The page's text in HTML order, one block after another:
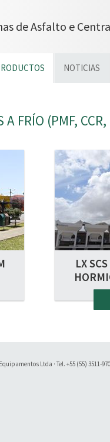
de Asfalto e
NOTICIAS
A FRÍO (PMF,
LX
Ltda · Tel. +55 (55) 3511-